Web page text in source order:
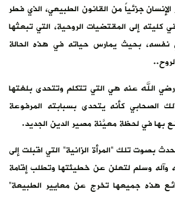
جزئياً من القانون الطبيعي، الذي فطر
إلى المقتضيات الروحية، التي تبعثها
نفسه، بحيث يمارس حياته في هذه الحالة
الله عنه هي التي تتكلم وتتحدى بلغتها
الصحابي كأنه يتحدى بسبابته المرفوعة
بها في لحظة معيَّنة مصير الدين الجديد.
بصوت تلك “المرأة الزانية” التي اقبلت إلى
وآله وسلم لتعلن عن خطيئتها وتطلب إقامة
هذه جميعها تخرج عن معايير الطبيعة”